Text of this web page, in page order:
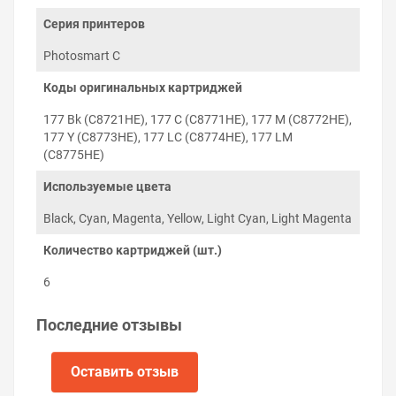
оригинальных картриджей и серии печатающего
устройства, что гарантирует инициализацию
чипов микропрограммой принтера и обнуление
Заправка и установка СНПЧ
на HP Photosmart C7170
Установка СНПЧ на HP Photosmart C7170 проходит в
картриджей, установка картриджей в каретку
по корпусу принтера. Для установки не требуется
Серия принтеров
Photosmart C
Коды оригинальных картриджей
177 Bk (C8721HE), 177 C (C8771HE), 177 M (C8772HE),
177 Y (C8773HE), 177 LC (C8774HE), 177 LM
(C8775HE)
Используемые цвета
Black, Cyan, Magenta, Yellow, Light Cyan, Light Magenta
Количество картриджей (шт.)
6
Последние отзывы
Оставить отзыв